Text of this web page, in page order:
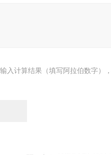
入计算结果（填写阿拉伯数字）